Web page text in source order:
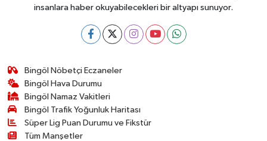
insanlara haber okuyabilecekleri bir altyapı sunuyor.
Bingöl Nöbetçi Eczaneler
Bingöl Hava Durumu
Bingöl Namaz Vakitleri
Bingöl Trafik Yoğunluk Haritası
Süper Lig Puan Durumu ve Fikstür
Tüm Manşetler